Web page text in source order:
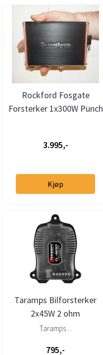
Rockford Fosgate
Forsterker 1x300W Punch
3.995,-
Kjøp
Taramps Bilforsterker
2x45W 2 ohm
Taramps ...
795,-